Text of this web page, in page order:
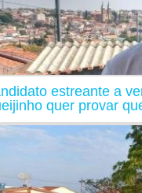
estreante a
quer provar